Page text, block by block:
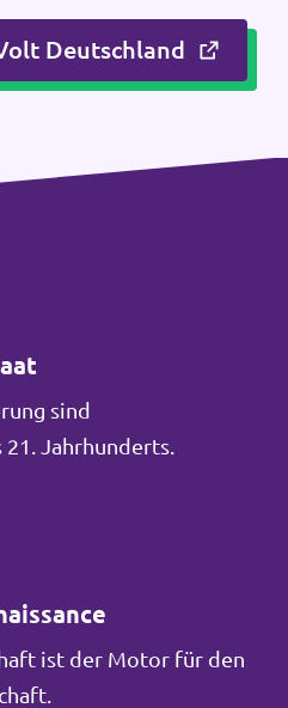
Deutschland
sind
21. Jahrhunderts.
ist der Motor für den